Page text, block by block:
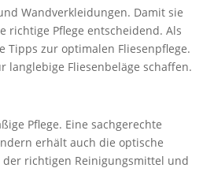
Wandverkleidungen. Damit sie
richtige Pflege entscheidend. Als
zur optimalen Fliesenpflege.
langlebige Fliesenbeläge schaffen.
Pflege. Eine sachgerechte
erhält auch die optische
richtigen Reinigungsmittel und